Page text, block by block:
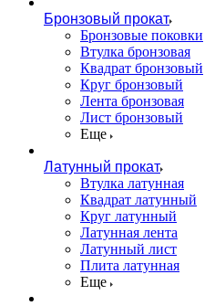
Бронзовый прокат
Бронзовые поковки
Втулка бронзовая
Квадрат бронзовый
Круг бронзовый
Лента бронзовая
Лист бронзовый
Еще
Латунный прокат
Втулка латунная
Квадрат латунный
Круг латунный
Латунная лента
Латунный лист
Плита латунная
Еще